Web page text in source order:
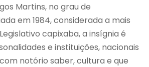
Martins, no grau de
em 1984, considerada a mais
capixaba, a insígnia é
e instituições, nacionais
notório saber, cultura e que